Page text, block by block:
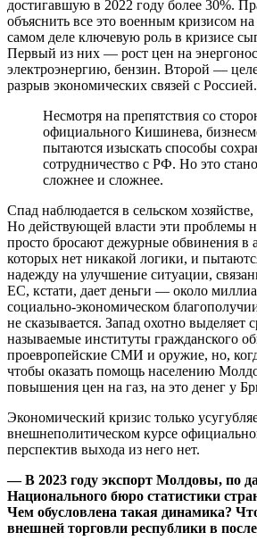
достигавшую в 2022 году более 30%.
объяснить все это военным кризисом
самом деле ключевую роль в кризисе
Первый из них — рост цен на
электроэнергию, бензин. Второй —
разрыв экономических связей с Россией.
Несмотря на препятствия со
официального Кишинева,
пытаются изыскать способы
сотрудничество с РФ. Но это
сложнее и сложнее.
Спад наблюдается в сельском
Но действующей власти эти проблемы
просто бросают дежурные обвинения в
которых нет никакой логики, и
надежду на улучшение ситуации,
ЕС, кстати, дает деньги — около
социально-экономическом
не сказывается. Запад охотно выделяет
называемые институты гражданского
проевропейские СМИ и оружие, но,
чтобы оказать помощь населению
повышения цен на газ, на это денег у
Экономический кризис только
внешнеполитическом курсе
перспектив выхода из него нет.
— В 2023 году экспорт Молдовы, по
Национального бюро статистики
Чем обусловлена такая динамика?
внешней торговли республики в